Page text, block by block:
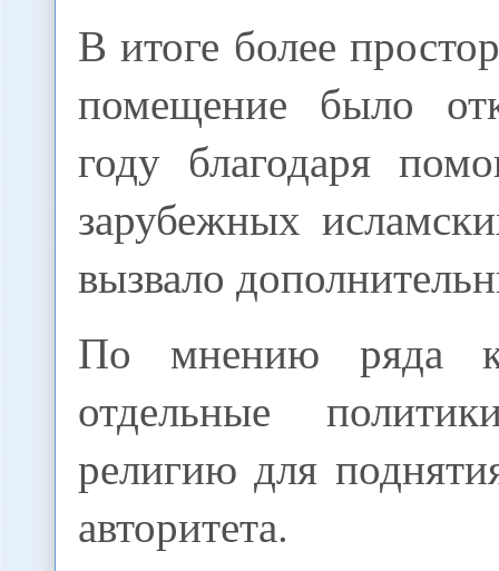
В итоге более
помещение было
году благодаря
зарубежных
вызвало
По мнению ряда
отдельные
религию для
авторитета.